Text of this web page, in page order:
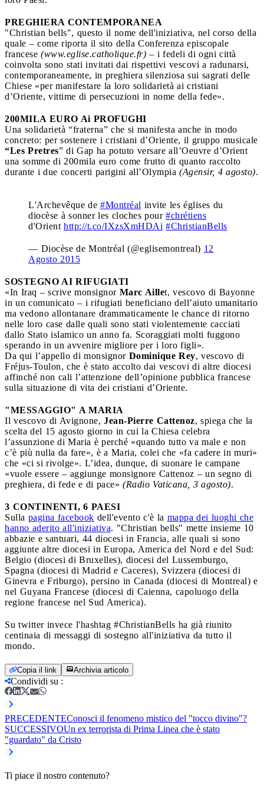
PREGHIERA CONTEMPORANEA
"Christian bells", questo il nome dell'iniziativa, nel corso della
quale – come riporta il sito della Conferenza episcopale
francese (www.eglise.catholique.fr) – i fedeli di ogni città
coinvolta sono stati invitati dai rispettivi vescovi a radunarsi,
contemporaneamente, in preghiera silenziosa sui sagrati delle
Chiese «per manifestare la loro solidarietà ai cristiani
d’Oriente, vittime di persecuzioni in nome della fede».
200MILA EURO Ai PROFUGHI
Una solidarietà “fraterna” che si manifesta anche in modo
concreto: per sostenere i cristiani d’Oriente, il gruppo musicale
“Les Pretres” di Gap ha potuto versare all’Oeuvre d’Orient
una somme di 200mila euro come frutto di quanto raccolto
durante i due concerti parigini all’Olympia (Agensir, 4 agosto).
L'Archevêque de #Montréal invite les églises du
diocèse à sonner les cloches pour #chrétiens
d'Orient http://t.co/IXzsXmHDAi #ChristianBells
— Diocèse de Montréal (@eglisemontreal) 12
Agosto 2015
SOSTEGNO AI RIFUGIATI
«In Iraq – scrive monsignor Marc Aillet, vescovo di Bayonne
in un comunicato – i rifugiati beneficiano dell’aiuto umanitario
ma vedono allontanare drammaticamente le chance di ritorno
nelle loro case dalle quali sono stati violentemente cacciati
dallo Stato islamico un anno fa. Scoraggiati molti fuggono
sperando in un avvenire migliore per i loro figli».
Da qui l’appello di monsignor Dominique Rey, vescovo di
Fréjus-Toulon, che è stato accolto dai vescovi di altre diocesi
affinché non cali l’attenzione dell’opinione pubblica francese
sulla situazione di vita dei cristiani d’Oriente.
"MESSAGGIO" A MARIA
Il vescovo di Avignone, Jean-Pierre Cattenoz, spiega che la
scelta del 15 agosto giorno in cui la Chiesa celebra
l’assunzione di Maria è perché «quando tutto va male e non
c’è più nulla da fare», è a Maria, colei che «fa cadere in muri»
che «ci si rivolge». L’idea, dunque, di suonare le campane
«vuole essere – aggiunge monsignore Cattenoz – un segno di
preghiera, di fede e di pace» (Radio Vaticana, 3 agosto).
3 CONTINENTI, 6 PAESI
Sulla pagina facebook dell'evento c'è la mappa dei luoghi che
hanno aderito all'iniziativa. "Christian bells" mette insieme 10
abbazie e santuari, 44 diocesi in Francia, alle quali si sono
aggiunte altre diocesi in Europa, America del Nord e del Sud:
Belgio (diocesi di Bruxelles), diocesi del Lussemburgo,
Spagna (diocesi di Madrid e Caceres), Svizzera (diocesi di
Ginevra e Friburgo), persino in Canada (diocesi di Montreal) e
nel Guyana Francese (diocesi di Caienna, capoluogo della
regione francese nel Sud America).
Su twitter invece l'hashtag #ChristianBells ha già riunito
centinaia di messaggi di sostegno all'iniziativa da tutto il
mondo.
Copia il link Archivia articolo
Condividi su :
PRECEDENTEConosci il fenomeno mistico del "tocco divino"?
SUCCESSIVOUn ex terrorista di Prima Linea che è stato
"guardato" da Cristo
Ti piace il nostro contenuto?